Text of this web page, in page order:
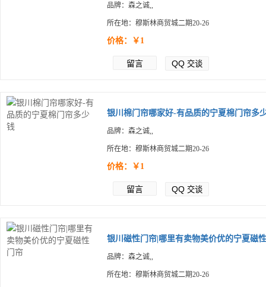
品牌：森之诚,,
所在地：穆斯林商贸城二期20-26
价格：￥1
留言 QQ 交谈
银川棉门帘哪家好-有品质的宁夏棉门帘多
品牌：森之诚,,
所在地：穆斯林商贸城二期20-26
价格：￥1
留言 QQ 交谈
银川磁性门帘|哪里有卖物美价优的宁夏磁
品牌：森之诚,,
所在地：穆斯林商贸城二期20-26